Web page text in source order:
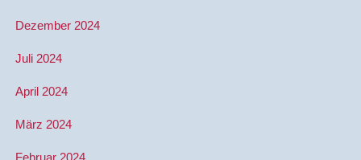
Dezember 2024
Juli 2024
April 2024
März 2024
Februar 2024